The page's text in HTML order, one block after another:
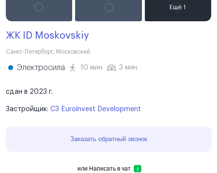
ЖК ID Moskovskiy
Санкт-Петербург, Московский
Электросила 10 мин. 3 мин.
сдан в 2023 г.
Застройщик: СЗ Euroinvest Development
Заказать обратный звонок
или Написать в чат